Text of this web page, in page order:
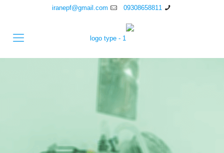
09308658811
iranepf@gmail.com